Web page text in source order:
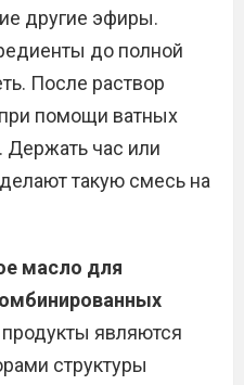
другие эфиры.
до полной
После раствор
помощи ватных
Держать час или
такую смесь на
масло для
являются
структуры